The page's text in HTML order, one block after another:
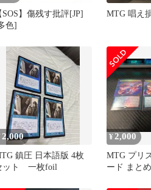
SOS】傷残す批評[JP]
色]
MTG 唱え
2,000
鎮圧 日本語版 4枚
ット 一枚foil
¥ 2,000
MTG プリ
ード まと